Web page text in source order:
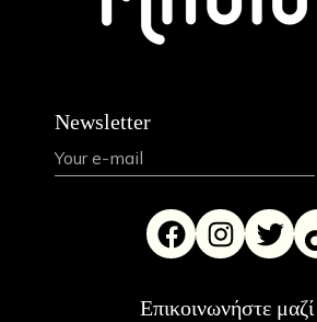
Newsletter
Επικοινωνήστε